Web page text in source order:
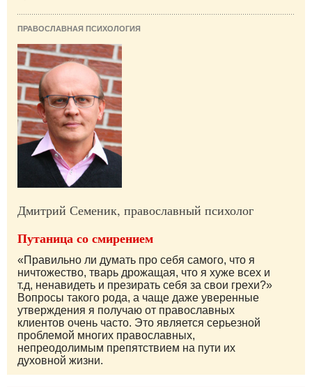
ПРАВОСЛАВНАЯ ПСИХОЛОГИЯ
Дмитрий Семеник, православный психолог
Путаница со смирением
«Правильно ли думать про себя самого, что я
ничтожество, тварь дрожащая, что я хуже всех и
т.д, ненавидеть и презирать себя за свои грехи?»
Вопросы такого рода, а чаще даже уверенные
утверждения я получаю от православных
клиентов очень часто. Это является серьезной
проблемой многих православных,
непреодолимым препятствием на пути их
духовной жизни.